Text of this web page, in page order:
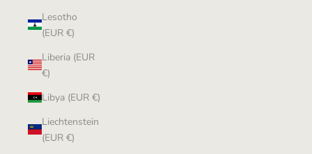
Lesotho
(EUR €)
Liberia (EUR
€)
Libya (EUR €)
Liechtenstein
(EUR €)